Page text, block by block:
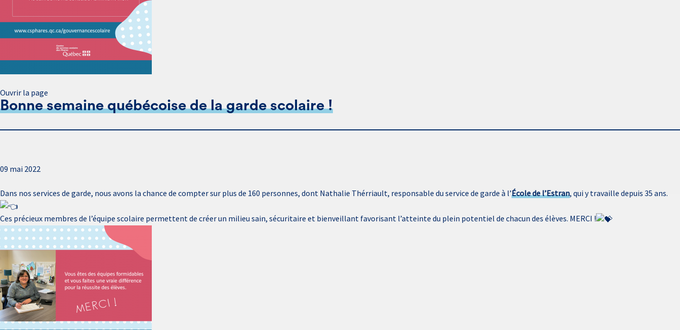
Ouvrir la page
Bonne semaine québécoise de la garde scolaire !
09 mai 2022
Dans nos services de garde, nous avons la chance de compter sur plus de 160 personnes, dont Nathalie Thérriault, responsable du service de garde à l’École de l’Estran, qui y travaille depuis 35 ans.
Ces précieux membres de l’équipe scolaire permettent de créer un milieu sain, sécuritaire et bienveillant favorisant l’atteinte du plein potentiel de chacun des élèves. MERCI !